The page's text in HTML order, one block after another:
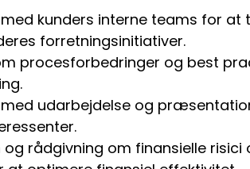
kunders interne teams for at
forretningsinitiativer.
procesforbedringer og best
med udarbejdelse og
rådgivning om finansielle